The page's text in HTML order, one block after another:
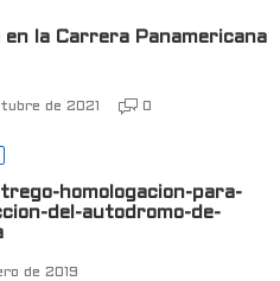
en la Carrera Panamericana
de 2021 0
homologacion-para-
del-autodromo-de-
de 2019